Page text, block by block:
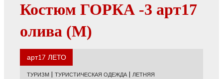
Костюм ГОРКА -3 арт17
олива (М)
арт17 ЛЕТО
ТУРИЗМ| ТУРИСТИЧЕСКАЯ ОДЕЖДА| ЛЕТНЯЯ